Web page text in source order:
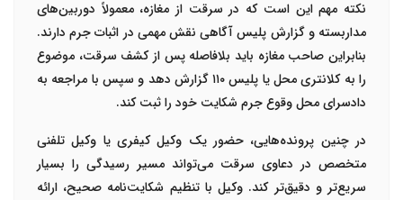
نکته مهم این است که در سرقت از مغازه، معمولاً دوربین‌های
مداربسته و گزارش پلیس آگاهینقش مهمی در اثبات جرم دارند.
بنابراین صاحب مغازه باید بلافاصله پس از کشف سرقت، موضوع
را بهکلانتری محل یا پلیس۱۱۰گزارش دهد و سپس با مراجعه به
دادسرای محل وقوع جرمشکایت خود را ثبت کند.
در چنین پرونده‌هایی، حضور یک وکیل کیفری یا وکیل تلفنی
متخصص در دعاوی سرقت می‌تواند مسیر رسیدگی را بسیار
سریع‌تر و دقیق‌تر کند. وکیل با تنظیم شکایت‌نامه صحیح، ارائه